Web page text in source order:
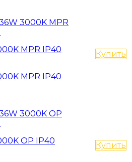
MPR IP40
MPR IP40
Купить
OP IP40
Купить